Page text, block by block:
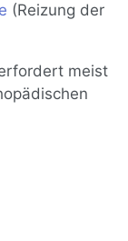
(Reizung der
meist